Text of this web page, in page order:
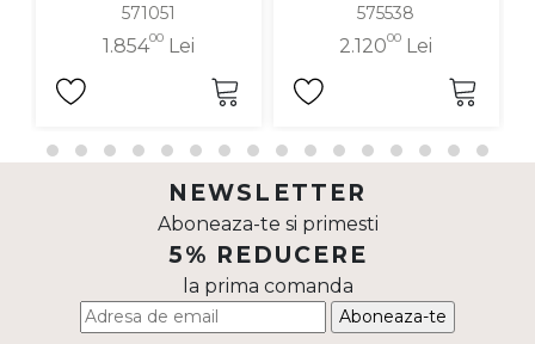
571051
1.85400Lei
575538
2.12000 Lei
NEWSLETTER
Aboneaza-te si primesti
5% REDUCERE
la prima comanda
Aboneaza-te